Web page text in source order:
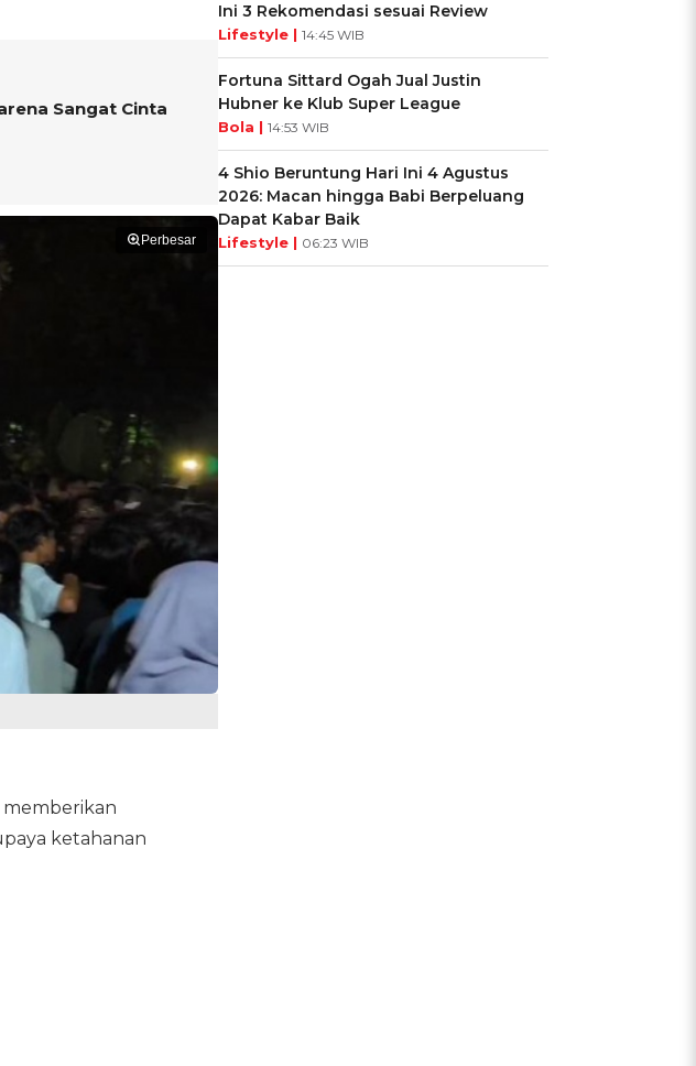
Sangat Cinta
Perbesar
memberikan
ketahanan
Ini 3 Rekomendasi sesuai Review
Lifestyle | 14:45 WIB
Fortuna Sittard Ogah Jual Justin
Hubner ke Klub Super League
Bola | 14:53 WIB
4 Shio Beruntung Hari Ini 4 Agustus
2026: Macan hingga Babi Berpeluang
Dapat Kabar Baik
Lifestyle | 06:23 WIB